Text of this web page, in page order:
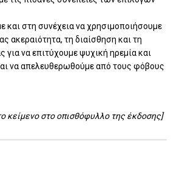
και στη συνέχεια να χρησιμοποιήσουμε
ακεραιότητα, τη διαίσθηση και τη
για να επιτύχουμε ψυχική ηρεμία και
να απελευθερωθούμε από τους φόβους
κείμενο στο οπισθόφυλλο της έκδοσης]